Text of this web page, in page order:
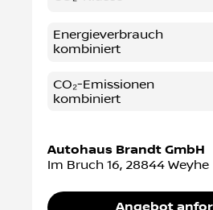
Energieverbrauch
kombiniert
CO₂-Emissionen
kombiniert
Autohaus Brandt GmbH
Im Bruch 16,28844 Weyhe
Angebot